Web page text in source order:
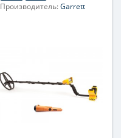
Производитель:Garrett